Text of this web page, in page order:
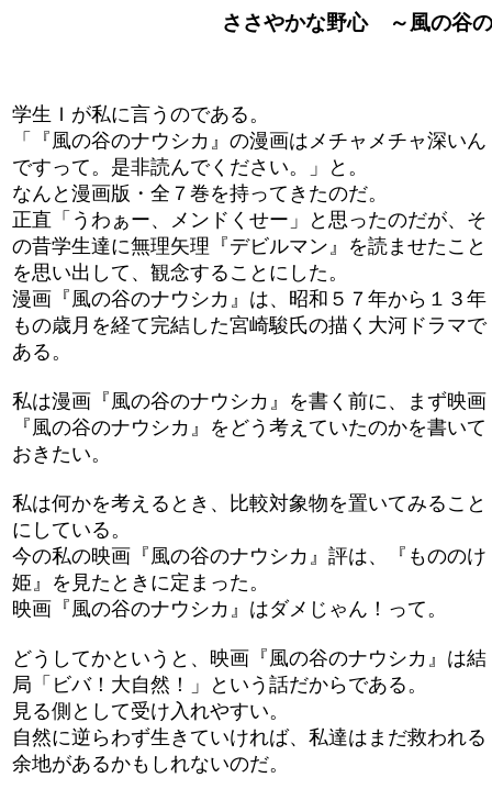
ささやかな野心 ～風の谷
学生Ｉが私に言うのである。
「『風の谷のナウシカ』の漫画はメチャメチャ深いん
ですって。是非読んでください。」と。
なんと漫画版・全７巻を持ってきたのだ。
正直「うわぁー、メンドくせー」と思ったのだが、そ
の昔学生達に無理矢理『デビルマン』を読ませたこと
を思い出して、観念することにした。
漫画『風の谷のナウシカ』は、昭和５７年から１３年
もの歳月を経て完結した宮崎駿氏の描く大河ドラマで
ある。
私は漫画『風の谷のナウシカ』を書く前に、まず映画
『風の谷のナウシカ』をどう考えていたのかを書いて
おきたい。
私は何かを考えるとき、比較対象物を置いてみること
にしている。
今の私の映画『風の谷のナウシカ』評は、『もののけ
姫』を見たときに定まった。
映画『風の谷のナウシカ』はダメじゃん！って。
どうしてかというと、映画『風の谷のナウシカ』は結
局「ビバ！大自然！」という話だからである。
見る側として受け入れやすい。
自然に逆らわず生きていければ、私達はまだ救われる
余地があるかもしれないのだ。